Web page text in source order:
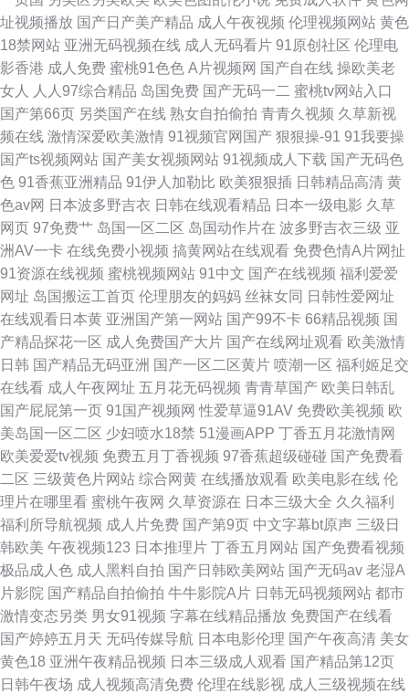
址视频播放 国产日产美产精品 成人午夜视频 伦理视频网站 黄色
18禁网站 亚洲无码视频在线 成人无码看片 91原创社区 伦理电
影香港 成人免费 蜜桃91色色 A片视频网 国产自在线 操欧美老
女人
人人97综合精品 岛国免费 国产无码一二 蜜桃tv网站入口
国产第66页 另类国产在线 熟女自拍偷拍 青青久视频 久草新视
频在线 激情深爱欧美激情 91视频官网国产 狠狠操-91 91我要操
国产ts视频网站 国产美女视频网站 91视频成人下载 国产无码色
色 91香蕉亚洲精品 91伊人加勒比 欧美狠狠插 日韩精品高清 黄
色av网 日本波多野吉衣 日韩在线观看精品 日本一级电影 久草
网页 97免费艹 岛国一区二区 岛国动作片在 波多野吉衣三级 亚
洲AV一卡 在线免费小视频 搞黄网站在线观看 免费色情A片网扯
91资源在线视频 蜜桃视频网站 91中文 国产在线视频 福利爱爱
网址 岛国搬运工首页 伦理朋友的妈妈 丝袜女同 日韩性爱网址
在线观看日本黄 亚洲国产第一网站 国产99不卡 66精品视频 国
产精品探花一区 成人免费国产大片 国产在线网址观看 欧美激情
日韩 国产精品无码亚洲 国产一区二区黄片 喷潮一区 福利姬足交
在线看 成人午夜网址 五月花无码视频 青青草国产 欧美日韩乱
国产屁屁第一页 91国产视频网 性爱草逼91AV 免费欧美视频 欧
美岛国一区二区 少妇喷水18禁 51漫画APP 丁香五月花激情网
欧美爱爱tv视频 免费五月丁香视频 97香蕉超级碰碰 国产免费看
二区 三级黄色片网站 综合网黄 在线播放观看 欧美电影在线 伦
理片在哪里看 蜜桃午夜网 久草资源在 日本三级大全 久久福利
福利所导航视频 成人片免费 国产第9页 中文字幕bt原声 三级日
韩欧美 午夜视频123 日本推理片 丁香五月网站 国产免费看视频
极品成人色 成人黑料自拍 国产日韩欧美网站 国产无码av 老湿A
片影院 国产精品自拍偷拍 牛牛影院A片 日韩无码视频网站 都市
激情变态另类 男女91视频 字幕在线精品播放 免费国产在线看
国产婷婷五月天 无码传媒导航 日本电影伦理 国产午夜高清 美女
黄色18 亚洲午夜精品视频 日本三级成人观看 国产精品第12页
日韩午夜场 成人视频高清免费 伦理在线影视 成人三级视频在线